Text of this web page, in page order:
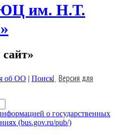
им. Н.Т.
об ОО | Поиск| Версия для
о государственных
(bus.gov.ru/pub/)